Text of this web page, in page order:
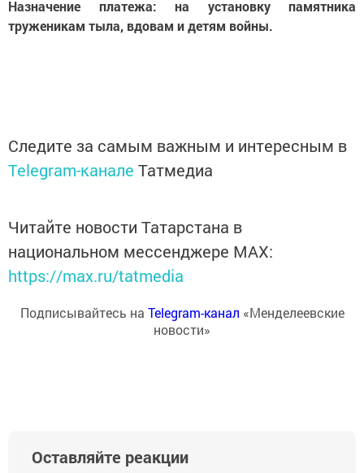
Назначение платежа: на установку памятника
труженикам тыла, вдовам и детям войны.
Следите за самым важным и интересным в
Telegram-канале Татмедиа
Читайте новости Татарстана в
национальном мессенджере MАХ:
https://max.ru/tatmedia
Подписывайтесь на Telegram-канал «Менделеевские
новости»
Оставляйте реакции